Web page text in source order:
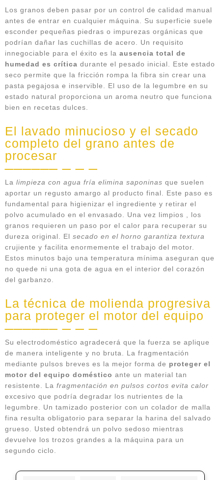
Los granos deben pasar por un control de calidad manual
antes de entrar en cualquier máquina. Su superficie suele
esconder pequeñas piedras o impurezas orgánicas que
podrían dañar las cuchillas de acero. Un requisito
innegociable para el éxito es la ausencia total de
humedad es crítica durante el pesado inicial. Este estado
seco permite que la fricción rompa la fibra sin crear una
pasta pegajosa e inservible. El uso de la legumbre en su
estado natural proporciona un aroma neutro que funciona
bien en recetas dulces.
El lavado minucioso y el secado
completo del grano antes de
procesar
La limpieza con agua fría elimina saponinas que suelen
aportar un regusto amargo al producto final. Este paso es
fundamental para higienizar el ingrediente y retirar el
polvo acumulado en el envasado. Una vez limpios , los
granos requieren un paso por el calor para recuperar su
dureza original. El secado en el horno garantiza textura
crujiente y facilita enormemente el trabajo del motor.
Estos minutos bajo una temperatura mínima aseguran que
no quede ni una gota de agua en el interior del corazón
del garbanzo.
La técnica de molienda progresiva
para proteger el motor del equipo
Su electrodoméstico agradecerá que la fuerza se aplique
de manera inteligente y no bruta. La fragmentación
mediante pulsos breves es la mejor forma de proteger el
motor del equipo doméstico ante un material tan
resistente. La fragmentación en pulsos cortos evita calor
excesivo que podría degradar los nutrientes de la
legumbre. Un tamizado posterior con un colador de malla
fina resulta obligatorio para separar la harina del salvado
grueso. Usted obtendrá un polvo sedoso mientras
devuelve los trozos grandes a la máquina para un
segundo ciclo.